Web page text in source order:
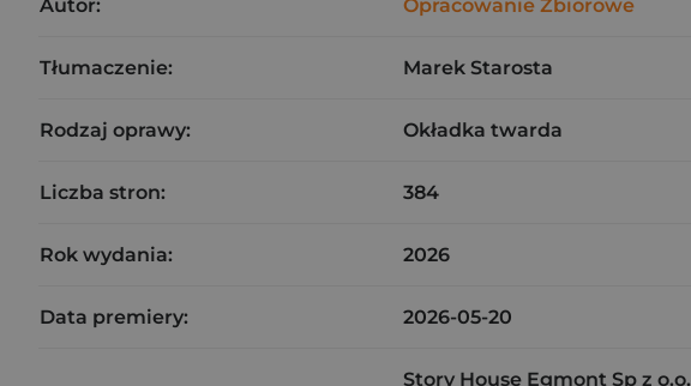
Autor: Opracowanie Zbiorowe
Tłumaczenie: Marek Starosta
Rodzaj oprawy: Okładka twarda
Liczba stron: 384
Rok wydania: 2026
Data premiery: 2026-05-20
Story House Egmont Sp z o.o.